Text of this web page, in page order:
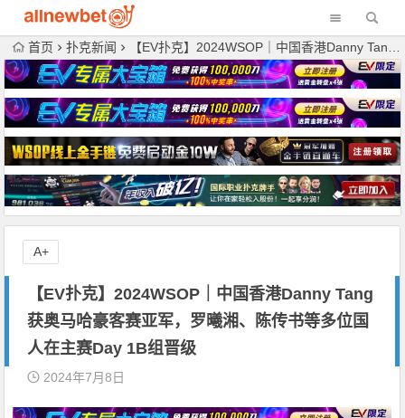
首页 扑克新闻 【EV扑克】2024WSOP｜中国香港Danny Tang获奥马哈豪客赛亚军，罗曦湘、陈传书等多位国人在主赛Day 1B组晋级
【EV扑克】2024WSOP｜中国香港Danny Tang
获奥马哈豪客赛亚军，罗曦湘、陈传书等多位国
人在主赛Day 1B组晋级
2024年7月8日
A+